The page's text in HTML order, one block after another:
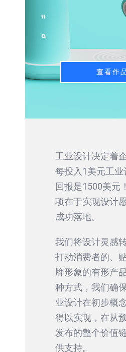
查看作
工业设计决定着
每投入1美元工业
回报是1500美元
项在于实现设计
成功落地。
我们将设计灵感
打动消费者的、
牌形象的有形产
种方式，我们确
业设计在初步概
得以实现，在从
发布的整个价值
供支持。